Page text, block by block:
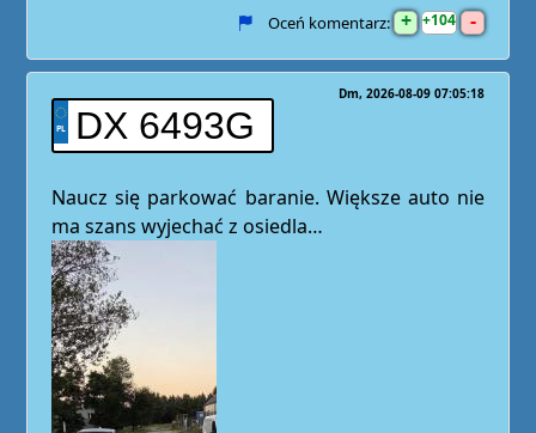
Oceń komentarz: + 104 -
DX 6493G
Dm 2026-08-09 07:05:18
Naucz się parkować baranie. Większe auto nie
ma szans wyjechać z osiedla…